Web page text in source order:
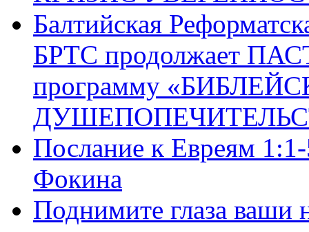
Балтийская
БРТС продолжает
программу
Послание к Евреям
Фокина
Поднимите глаза ваши